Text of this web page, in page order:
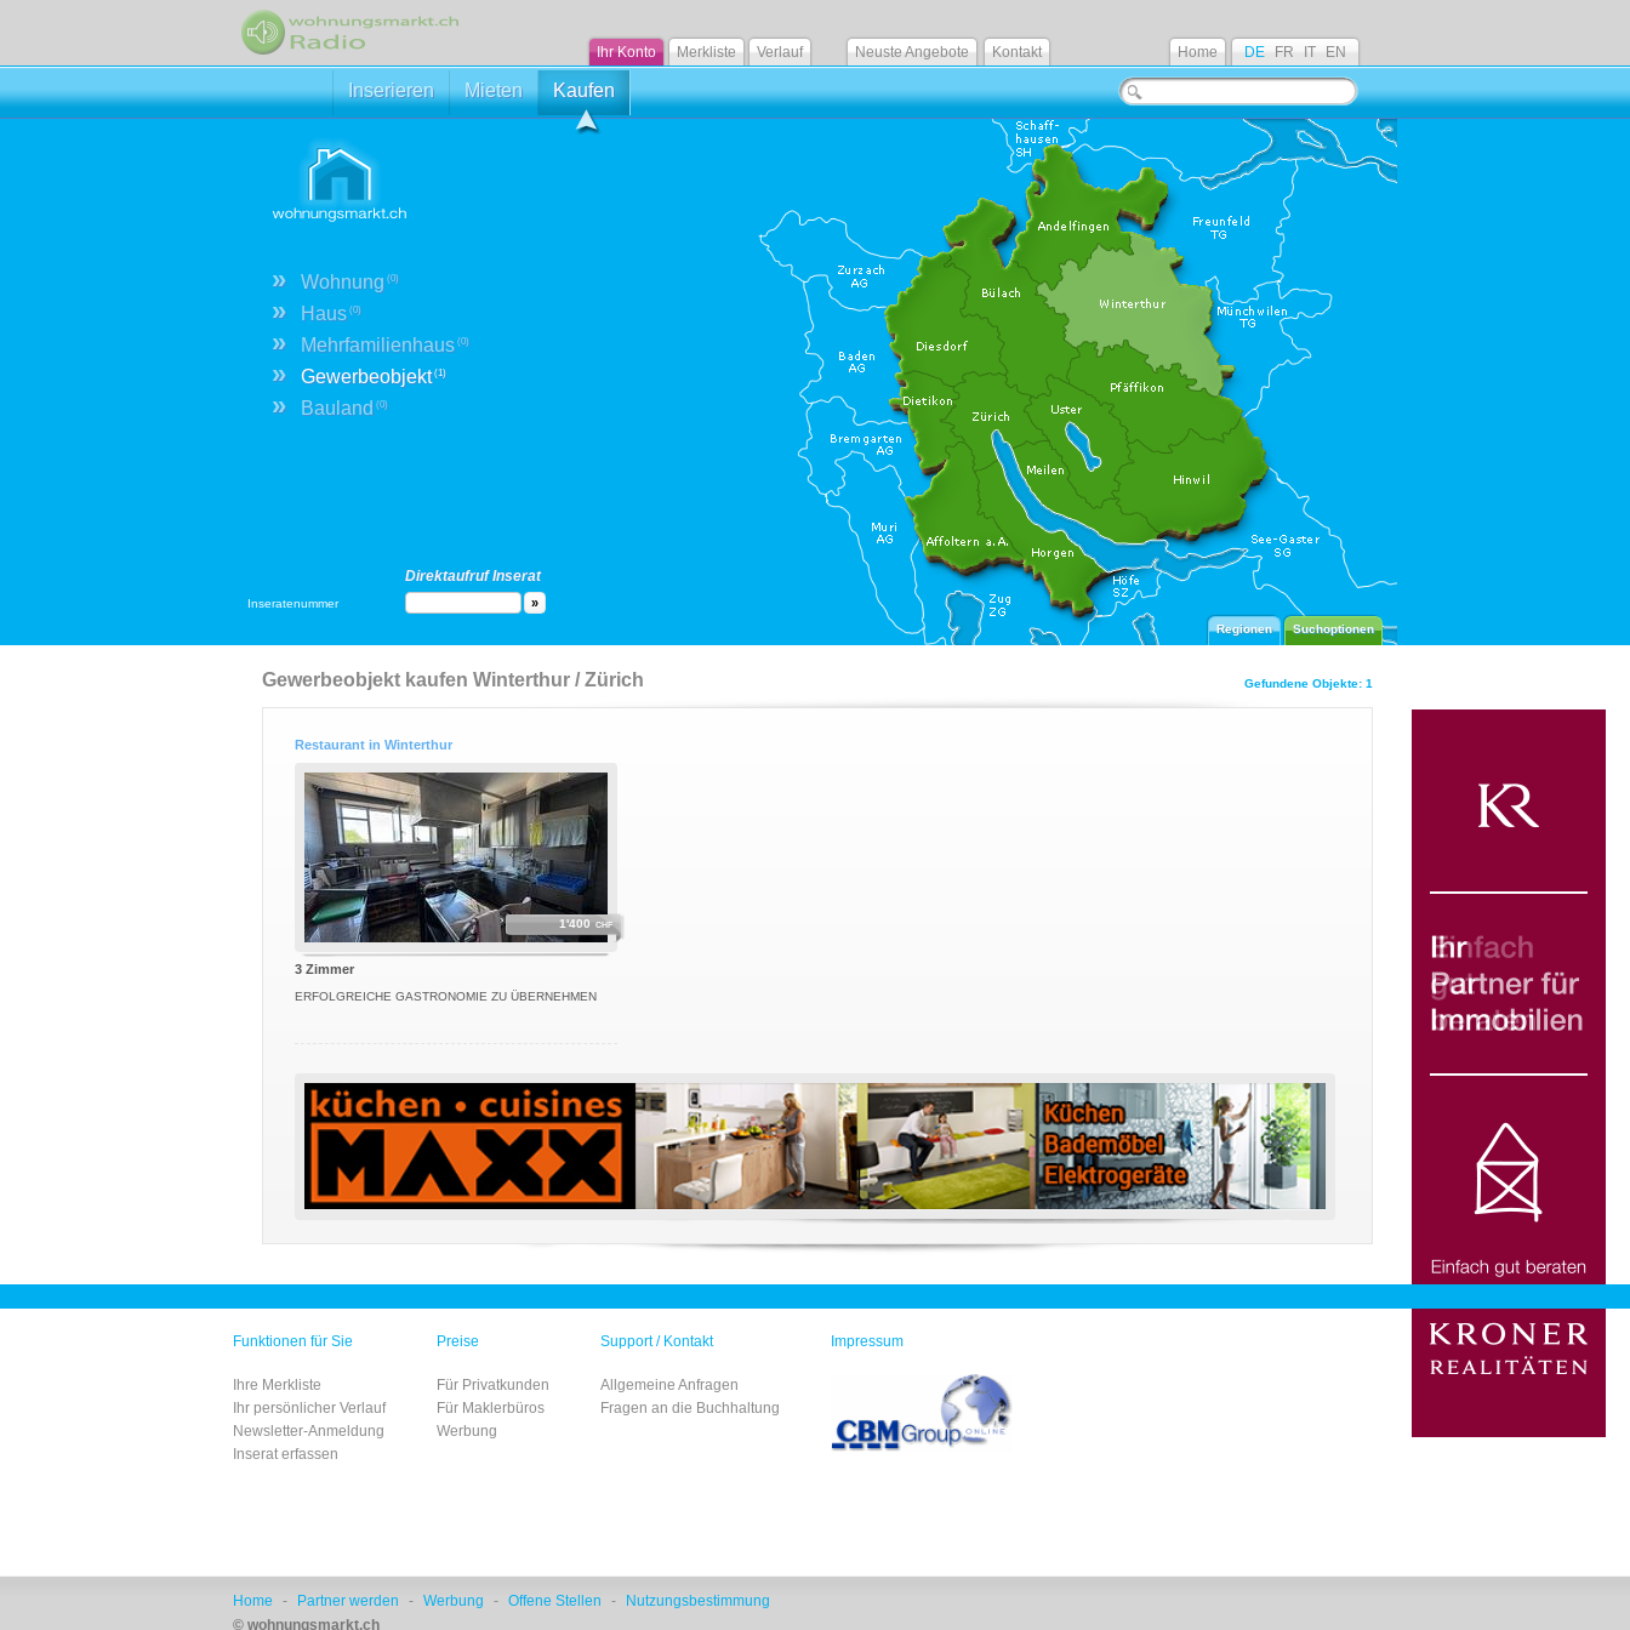
Ihr Konto Merkliste Verlauf Neuste Angebote Kontakt Home DE FR IT EN
Inserieren Mieten Kaufen
» Wohnung (0)
» Haus (0)
» Mehrfamilienhaus (0)
» Gewerbeobjekt(1)
» Bauland (0)
Direktaufruf Inserat
Inseratenummer
Suchoptionen
Regionen
Gewerbeobjekt kaufen Winterthur / Zürich Gefundene Objekte: 1
Restaurant in Winterthur
1'400 CHF
3 Zimmer
ERFOLGREICHE GASTRONOMIE ZU ÜBERNEHMEN
Funktionen für Sie
Ihre Merkliste
Ihr persönlicher Verlauf
Newsletter-Anmeldung
Inserat erfassen
Preise
Für Privatkunden
Für Maklerbüros
Werbung
Support / Kontakt
Allgemeine Anfragen
Fragen an die Buchhaltung
Impressum
Home - Partner werden - Werbung - Offene Stellen -
Nutzungsbestimmung
© wohnungsmarkt.ch